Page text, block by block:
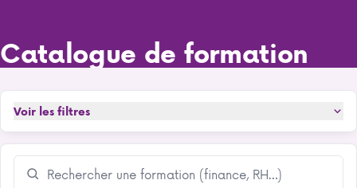
Catalogue de formation
Voir les filtres